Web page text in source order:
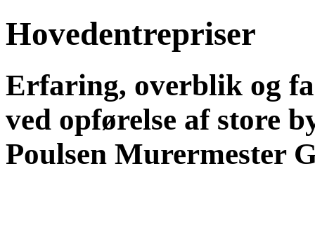
Hovedentrepriser
Erfaring, overblik og
ved opførelse af store
Poulsen Murermester